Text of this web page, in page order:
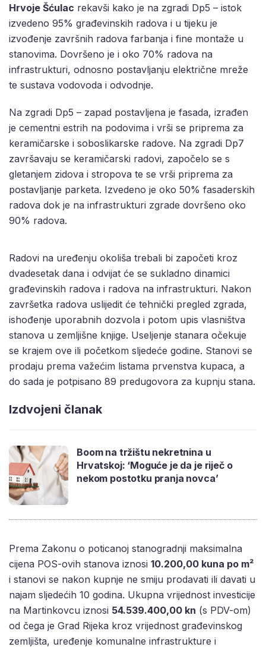
Hrvoje Šćulac rekavši kako je na zgradi Dp5 – istok
izvedeno 95% građevinskih radova i u tijeku je
izvođenje završnih radova farbanja i fine montaže u
stanovima. Dovršeno je i oko 70% radova na
infrastrukturi, odnosno postavljanju električne mreže
te sustava vodovoda i odvodnje.
Na zgradi Dp5 – zapad postavljena je fasada, izrađen
je cementni estrih na podovima i vrši se priprema za
keramičarske i soboslikarske radove. Na zgradi Dp7
završavaju se keramičarski radovi, započelo se s
gletanjem zidova i stropova te se vrši priprema za
postavljanje parketa. Izvedeno je oko 50% fasaderskih
radova dok je na infrastrukturi zgrade dovršeno oko
90% radova.
Radovi na uređenju okoliša trebali bi započeti kroz
dvadesetak dana i odvijat će se sukladno dinamici
građevinskih radova i radova na infrastrukturi. Nakon
završetka radova uslijedit će tehnički pregled zgrada,
ishođenje uporabnih dozvola i potom upis vlasništva
stanova u zemljišne knjige. Useljenje stanara očekuje
se krajem ove ili početkom sljedeće godine. Stanovi se
prodaju prema važećim listama prvenstva kupaca, a
do sada je potpisano 89 predugovora za kupnju stana.
Izdvojeni članak
Boom na tržištu nekretnina u
Hrvatskoj: ‘Moguće je da je riječ o
nekom postotku pranja novca’
Prema Zakonu o poticanoj stanogradnji maksimalna
cijena POS-ovih stanova iznosi 10.200,00 kuna po m²
i stanovi se nakon kupnje ne smiju prodavati ili davati u
najam sljedećih 10 godina. Ukupna vrijednost investicije
na Martinkovcu iznosi 54.539.400,00 kn (s PDV-om)
od čega je Grad Rijeka kroz vrijednost građevinskog
zemljišta, uređenje komunalne infrastrukture i